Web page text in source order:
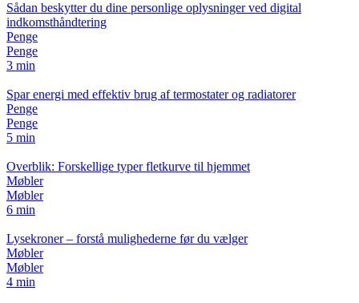
Sådan beskytter du dine personlige oplysninger ved digital
indkomsthåndtering
Penge
Penge
3 min
Spar energi med effektiv brug af termostater og radiatorer
Penge
Penge
5 min
Overblik: Forskellige typer fletkurve til hjemmet
Møbler
Møbler
6 min
Lysekroner – forstå mulighederne før du vælger
Møbler
Møbler
4 min